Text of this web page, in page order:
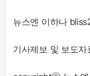
뉴스엔 이하나
기사제보 및 보도